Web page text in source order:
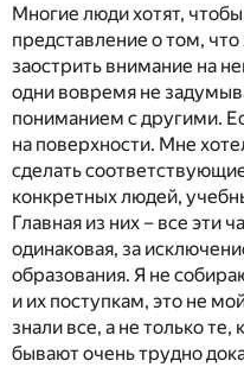
Многие люди хотят,
представление о том,
заострить внимание на
одни вовремя не
пониманием с другими.
на поверхности. Мне
сделать
конкретных людей,
Главная из них – все эти
одинаковая, за
образования. Я не
и их поступкам, это не
знали все, а не только
бывают очень трудно